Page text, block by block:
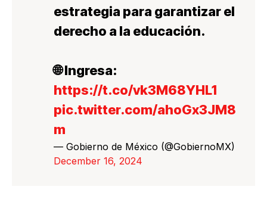
estrategia para garantizar el
derecho a la educación.
🌐 Ingresa:
https://t.co/vk3M68YHL1
pic.twitter.com/ahoGx3JM8
m
— Gobierno de México (@GobiernoMX)
December 16, 2024